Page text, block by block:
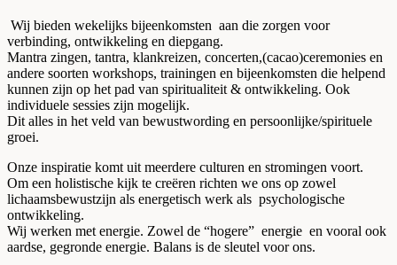
Wij bieden wekelijks bijeenkomsten aan die zorgen voor
verbinding, ontwikkeling en diepgang.
Mantra zingen, tantra, klankreizen, concerten,(cacao)ceremonies en
andere soorten workshops, trainingen en bijeenkomsten die helpend
kunnen zijn op het pad van spiritualiteit & ontwikkeling. Ook
individuele sessies zijn mogelijk.
Dit alles in het veld van bewustwording en persoonlijke/spirituele
groei.
Onze inspiratie komt uit meerdere culturen en stromingen voort.
Om een holistische kijk te creëren richten we ons op zowel
lichaamsbewustzijn als energetisch werk als psychologische
ontwikkeling.
Wij werken met energie. Zowel de “hogere” energie en vooral ook
aardse, gegronde energie. Balans is de sleutel voor ons.